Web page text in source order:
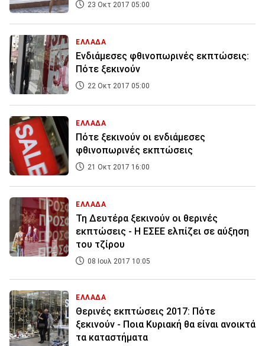
23 Οκτ 2017 05:00
ΕΛΛΑΔΑ
Ενδιάμεσες φθινοπωρινές εκπτώσεις:
Πότε ξεκινούν
22 Οκτ 2017 05:00
ΕΛΛΑΔΑ
Πότε ξεκινούν οι ενδιάμεσες
φθινοπωρινές εκπτώσεις
21 Οκτ 2017 16:00
ΕΛΛΑΔΑ
Τη Δευτέρα ξεκινούν οι θερινές
εκπτώσεις - Η ΕΣΕΕ ελπίζει σε αύξηση
του τζίρου
08 Ιουλ 2017 10:05
ΕΛΛΑΔΑ
Θερινές εκπτώσεις 2017: Πότε
ξεκινούν - Ποια Κυριακή θα είναι ανοικτά
τα καταστήματα